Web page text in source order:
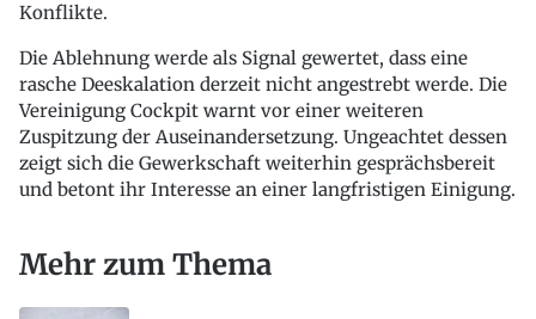
Konflikte.
Die Ablehnung werde als Signal gewertet, dass eine
rasche Deeskalation derzeit nicht angestrebt werde. Die
Vereinigung Cockpit warnt vor einer weiteren
Zuspitzung der Auseinandersetzung. Ungeachtet dessen
zeigt sich die Gewerkschaft weiterhin gesprächsbereit
und betont ihr Interesse an einer langfristigen Einigung.
Mehr zum Thema